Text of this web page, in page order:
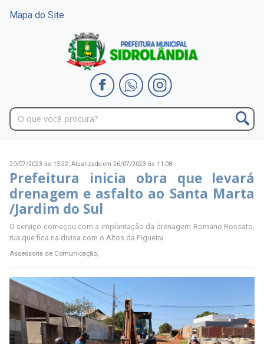
Mapa do Site
20/07/2023 às 13:22, Atualizado em 26/07/2023 às 11:08
Prefeitura inicia obra que levará
drenagem e asfalto ao Santa Marta
/Jardim do Sul
O serviço começou com a implantação da drenagem Romano Rossato,
rua que fica na divisa com o Altos da Figueira
Assessoria de Comunicação,